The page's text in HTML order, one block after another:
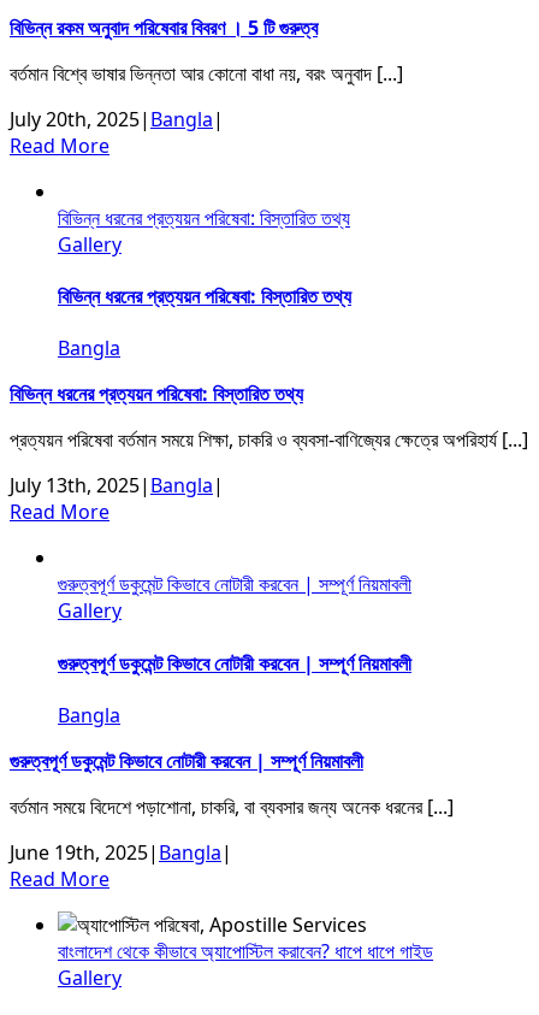
বিভিন্ন রকম অনুবাদ পরিষেবার বিবরণ । 5 টি গুরুত্ব
বর্তমান বিশ্বে ভাষার ভিন্নতা আর কোনো বাধা নয়, বরং অনুবাদ [...]
July 20th, 2025| Bangla|
Read More
বিভিন্ন ধরনের প্রত্যয়ন পরিষেবা: বিস্তারিত তথ্য
Gallery
বিভিন্ন ধরনের প্রত্যয়ন পরিষেবা: বিস্তারিত তথ্য
Bangla
বিভিন্ন ধরনের প্রত্যয়ন পরিষেবা: বিস্তারিত তথ্য
প্রত্যয়ন পরিষেবা বর্তমান সময়ে শিক্ষা, চাকরি ও ব্যবসা-বাণিজ্যের ক্ষেত্রে অপরিহার্য [...]
July 13th, 2025| Bangla|
Read More
গুরুত্বপূর্ণ ডকুমেন্ট কিভাবে নোটারী করবেন | সম্পূর্ণ নিয়মাবলী
Gallery
গুরুত্বপূর্ণ ডকুমেন্ট কিভাবে নোটারী করবেন | সম্পূর্ণ নিয়মাবলী
Bangla
গুরুত্বপূর্ণ ডকুমেন্ট কিভাবে নোটারী করবেন | সম্পূর্ণ নিয়মাবলী
বর্তমান সময়ে বিদেশে পড়াশোনা, চাকরি, বা ব্যবসার জন্য অনেক ধরনের [...]
June 19th, 2025| Bangla|
Read More
বাংলাদেশ থেকে কীভাবে অ্যাপোস্টিল করাবেন? ধাপে ধাপে গাইড
Gallery